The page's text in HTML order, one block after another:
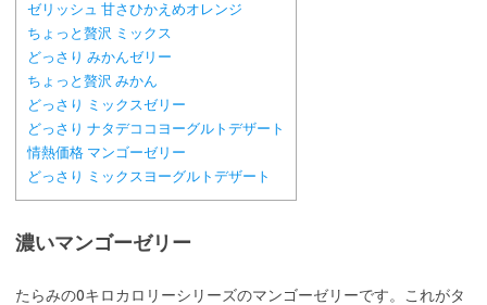
ゼリッシュ 甘さひかえめオレンジ
ちょっと贅沢 ミックス
どっさり みかんゼリー
ちょっと贅沢 みかん
どっさり ミックスゼリー
どっさり ナタデココヨーグルトデザート
情熱価格 マンゴーゼリー
どっさり ミックスヨーグルトデザート
濃いマンゴーゼリー
たらみの0キロカロリーシリーズのマンゴーゼリーです。これがタ